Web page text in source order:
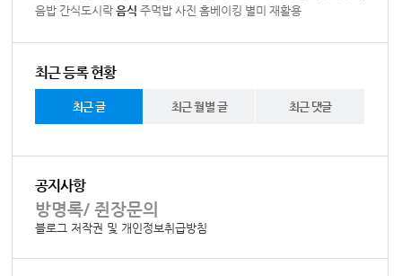
음밥 간식도시락 음식 주먹밥 사진 홈베이킹 별미 재활용
최근 등록 현황
최근 글 최근 월별 글 최근 댓글
공지사항
방명록/ 쥔장문의
블로그 저작권 및 개인정보취급방침